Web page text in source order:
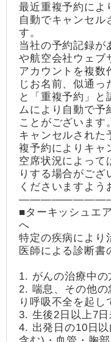
最近重複予約によ
自動でキャンセル
す。
当社の予約記録が
や航空会社ウェブ
アカウントを複数
じお名前、似通っ
と「重複予約」と
ムにより自動で予
ことがございます。
キャンセルされた
複予約によりキャ
空席状況によって
りする場合がござ
くださいますよう
■ターキッシュエ
へ
特定の疾病により
医師による診断書
1. がんの治療中の
2. 喘息、その他の
り呼吸不全を起し
3. 生後2日以上7
4. 出発日の10日